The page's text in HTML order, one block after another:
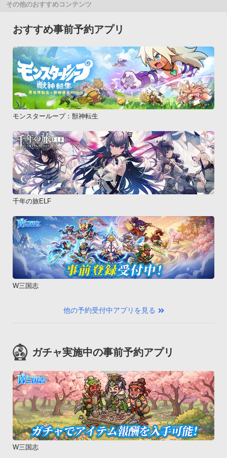
その他のおすすめコンテンツ
おすすめ事前予約アプリ
モンスターループ：獣神転生
千年の旅ELF
W三国志
他の予約受付中アプリを見る
ガチャ実施中の事前予約アプリ
W三国志